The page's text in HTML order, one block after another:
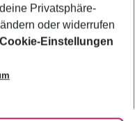
Privatsphäre-
oder widerrufen
Einstellungen